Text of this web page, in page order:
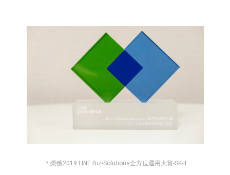
＊榮獲2019 LINE Biz-Solutions全方位運用大賞-SK-II